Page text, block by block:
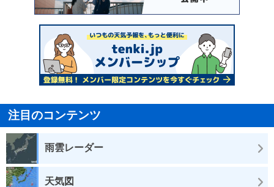
注目のコンテンツ
雨雲レーダー
天気図